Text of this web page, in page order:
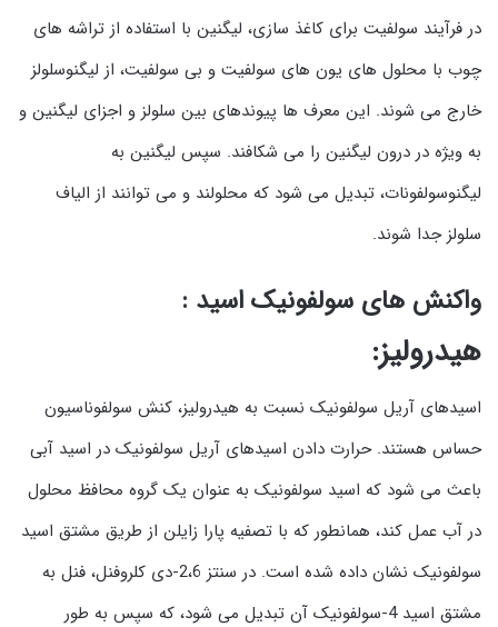
در فرآیند سولفیت برای کاغذ سازی، لیگنین با استفاده از تراشه های
چوب با محلول های یون های سولفیت و بی سولفیت، از لیگنوسلولز
خارج می شوند. این معرف ها پیوندهای بین سلولز و اجزای لیگنین و
به ویژه در درون لیگنین را می شکافند. سپس لیگنین به
لیگنوسولفونات، تبدیل می شود که محلولند و می توانند از الیاف
سلولز جدا شوند.
واکنش های سولفونیک اسید :
هیدرولیز:
اسیدهای آریل سولفونیک نسبت به هیدرولیز، کنش سولفوناسیون
حساس هستند. حرارت دادن اسیدهای آریل سولفونیک در اسید آبی
باعث می شود که اسید سولفونیک به عنوان یک گروه محافظ محلول
در آب عمل کند، همانطور که با تصفیه پارا زایلن از طریق مشتق اسید
سولفونیک نشان داده شده است. در سنتز 2،6-دی کلروفنل، فنل به
مشتق اسید 4-سولفونیک آن تبدیل می شود، که سپس به طور